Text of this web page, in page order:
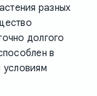
разных
долгого
в